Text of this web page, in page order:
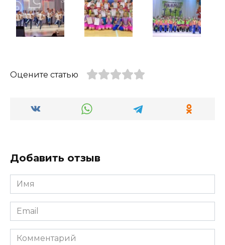
Оцените статью
Добавить отзыв
Имя
*
Email
*
Комментарий